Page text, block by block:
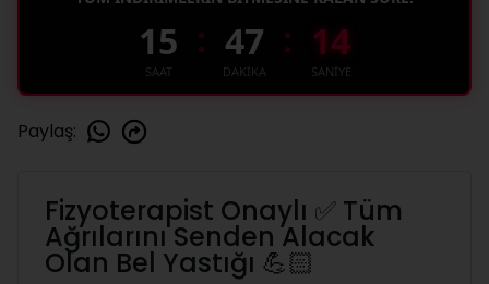
15
SAAT
: 47
DAKİKA
: 13
SANİYE
Paylaş:
Fizyoterapist Onaylı ✅ Tüm
Ağrılarını Senden Alacak
Olan Bel Yastığı 💪🏻